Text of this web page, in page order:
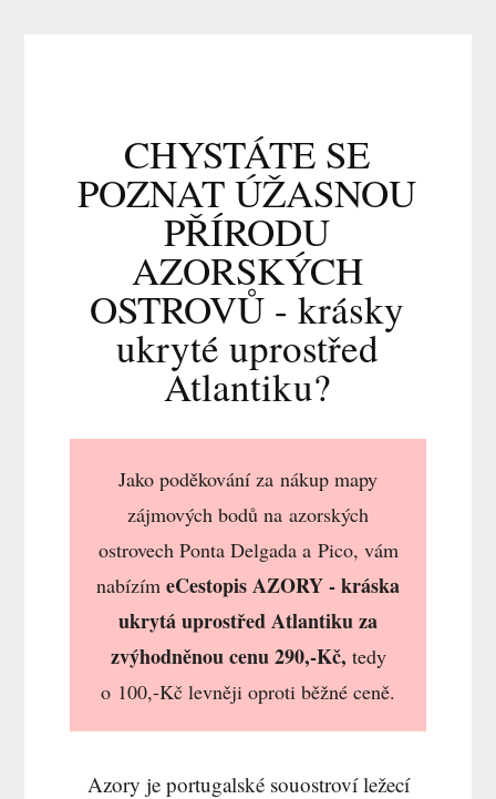
CHYSTÁTE SE
POZNAT ÚŽASNOU
PŘÍRODU
AZORSKÝCH
OSTROVŮ - krásky
ukryté uprostřed
Atlantiku?
Jako poděkování za nákup mapy
zájmových bodů na azorských
ostrovech Ponta Delgada a Pico, vám
nabízím eCestopis AZORY - kráska
ukrytá uprostřed Atlantikuza
zvýhodněnou cenu 290,-Kč, tedy
o 100,-Kč levněji oproti běžné ceně.
Azory je portugalské souostroví ležecí